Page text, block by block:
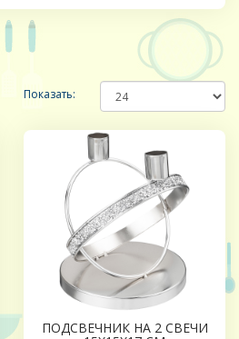
Показать:
ПОДСВЕЧНИК НА 2 СВЕЧИ